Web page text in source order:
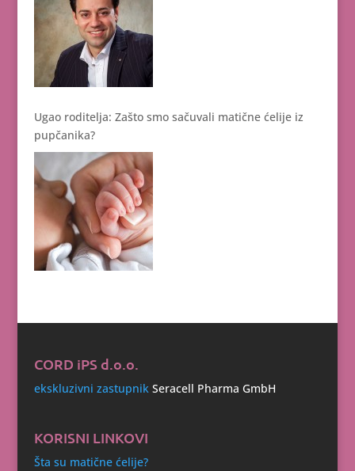
Ugao roditelja: Zašto smo sačuvali matične ćelije iz
pupčanika?
CORD iPS d.o.o.
ekskluzivni zastupnik Seracell Pharma GmbH
KORISNI LINKOVI
Šta su matične ćelije?